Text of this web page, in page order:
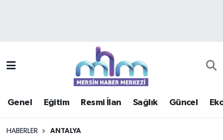
Genel Eğitim Resmi İlan Sağlık Güncel
HABERLER ANTALYA
Mersin Trafik Yoğunluk Haritası
Süper Lig Puan Durumu ve Fikstür